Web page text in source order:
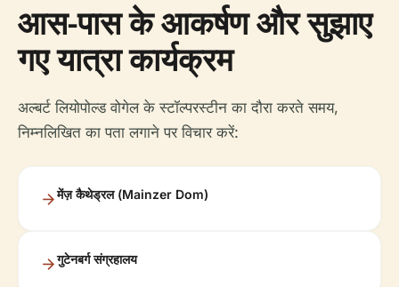
आस-पास के आकर्षण और सुझाए
गए यात्रा कार्यक्रम
अल्बर्ट लियोपोल्ड वोगेल के स्टॉल्परस्टीन का दौरा करते समय,
निम्नलिखित का पता लगाने पर विचार करें:
मेंज़ कैथेड्रल (Mainzer Dom)
गुटेनबर्ग संग्रहालय